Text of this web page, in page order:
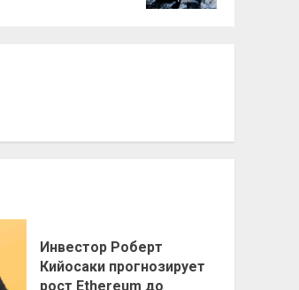
Инвестор Роберт
Кийосаки прогнозирует
рост Ethereum до